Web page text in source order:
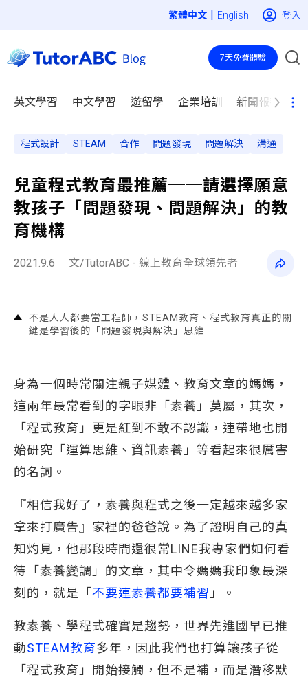
| English 登入
英文學習 中文學習 遊留學 企業培訓 新聞報導
7天免費體驗
程式設計 STEAM 合作 問題發現 問題解決 溝通
兒童程式教育最推薦 ──請選擇願意
教孩子「問題發現、問題解決」的教
育機構
2021.9.6 文/TutorABC - 線上教育全球領先者
不是人人都要當工程師，STEAM教育、程式教育真正的關
鍵是學習後的「問題發現與解決」思維
身為一個時常關注親子媒體、教育文章的媽媽，
這兩年最常看到的字眼非「素養」莫屬，其次，
「程式教育」更是紅到不敢不認識，連帶地也開
始研究「運算思維、資訊素養」等看起來很厲害
的名詞。
『相信我好了，素養與程式之後一定越來越多家
拿來打廣告』家裡的爸爸說。為了證明自己的真
知灼見，他那段時間還很常LINE我專家們如何看
待「素養變調」的文章，其中令媽媽我印象最深
刻的，就是「 不要連素養都要補習 」。
教素養、學程式確實是趨勢，世界先進國早已推
動STEAM教育多年，因此我們也打算讓孩子從
「程式教育」開始接觸，但不是補，而是潛移默